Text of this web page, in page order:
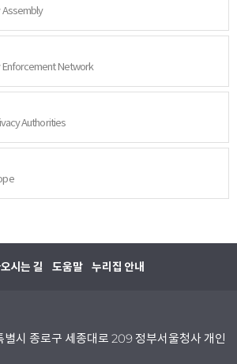
Assembly
Enforcement Network
Authorities
시는 길 도움말 누리집 안내
별시 종로구 세종대로 209 정부서울청사 개인